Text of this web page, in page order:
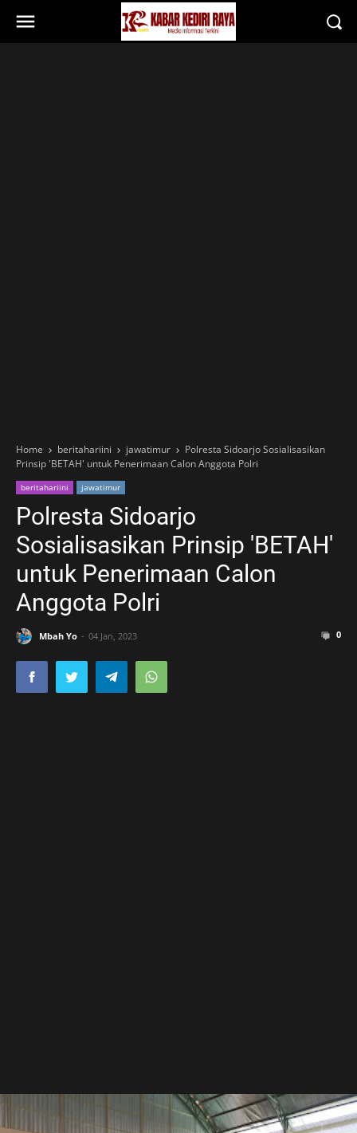
Home beritahariini jawatimur
Polresta Sidoarjo Sosialisasikan
Prinsip 'BETAH' untuk Penerimaan Calon Anggota Polri
beritahariini jawatimur
Polresta Sidoarjo
Sosialisasikan Prinsip 'BETAH'
untuk Penerimaan Calon
Anggota Polri
Mbah Yo 04 Jan, 2023 0